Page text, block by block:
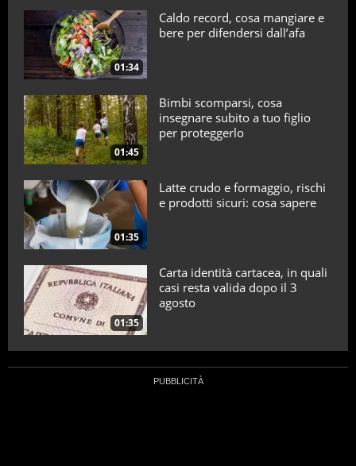
01:34
Caldo record, cosa mangiare e
bere per difendersi dall’afa
01:45
Bimbi scomparsi, cosa
insegnare subito a tuo figlio
per proteggerlo
01:35
Latte crudo e formaggio, rischi
e prodotti sicuri: cosa sapere
01:35
Carta identità cartacea, in quali
casi resta valida dopo il 3
agosto